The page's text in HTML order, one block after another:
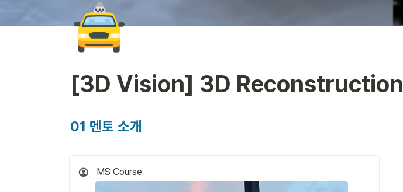
🚖
[3D Vision] 3D Reconstruction
01 멘토 소개
MS Course